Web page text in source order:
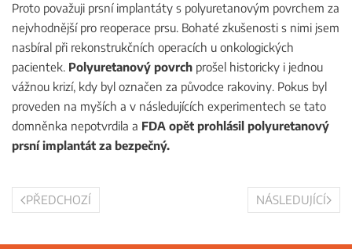
Proto považuji prsní implantáty s polyuretanovým povrchem za
nejvhodnější pro reoperace prsu. Bohaté zkušenosti s nimi jsem
nasbíral při rekonstrukčních operacích u onkologických
pacientek. Polyuretanový povrch prošel historicky i jednou
vážnou krizí, kdy byl označen za původce rakoviny. Pokus byl
proveden na myších a v následujících experimentech se tato
domněnka nepotvrdila a FDA opět prohlásil polyuretanový
prsní implantát za bezpečný.
PŘEDCHOZÍ NÁSLEDUJÍCÍ